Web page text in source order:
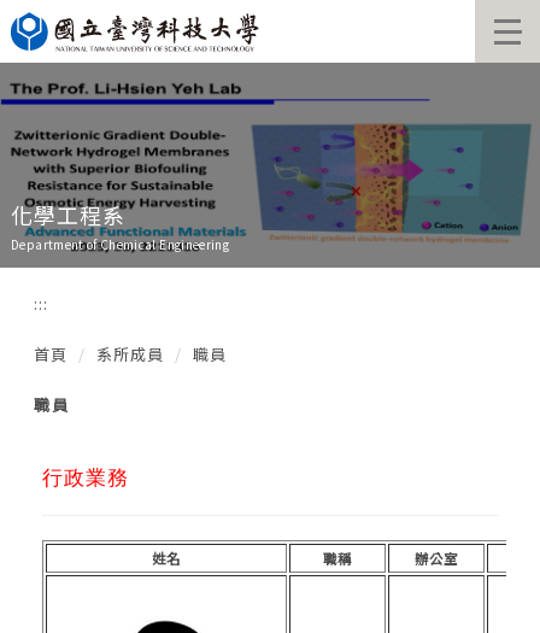
跳
到
主
要
內
容
區
化學工程系
Department of Chemical Engineering
:::
首頁 系所成員 職員
職員
行政業務
姓名 職稱 辦公室